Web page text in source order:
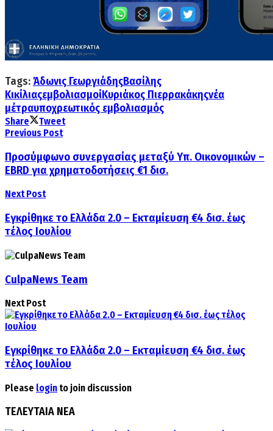
Tags: Άδωνις ΓεωργιάδηςΒασίλης
ΚικίλιαςεμβολιασμοίΚυριάκος Πιερρακάκηςνέα
μέτραυποχρεωτικός εμβολιασμός
Share
Tweet
Previous Post
Προσύμφωνο συνεργασίας μεταξύ Υπ. Οικονομικών –
EBRD για χρηματοδοτήσεις €1 δισ.
Next Post
Εγκρίθηκε το Ελλάδα 2.0 – Εκταμίευση €4 δισ. έως
τέλος Ιουλίου
CulpaNews Team
Next Post
Εγκρίθηκε το Ελλάδα 2.0 – Εκταμίευση €4 δισ. έως
τέλος Ιουλίου
Please login to join discussion
ΤΕΛΕΥΤΑΙΑ ΝΕΑ